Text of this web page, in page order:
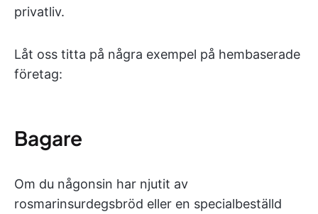
privatliv.
Låt oss titta på några exempel på hembaserade
företag:
Bagare
Om du någonsin har njutit av
rosmarinsurdegsbröd eller en specialbeställd